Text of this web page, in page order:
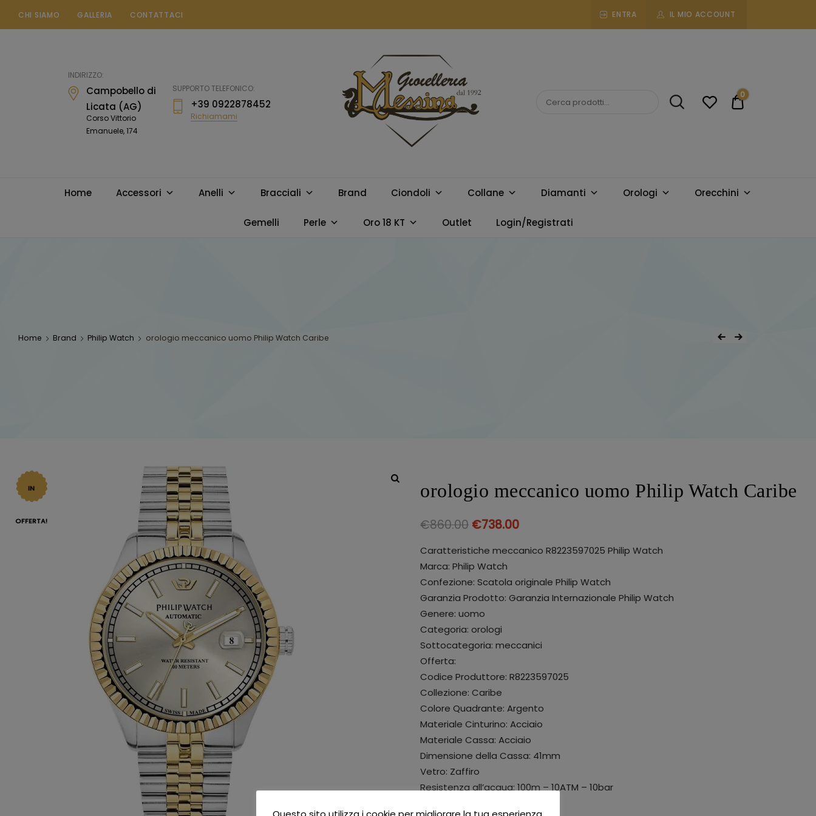
CHI SIAMO GALLERIA CONTATTACI ENTRA IL MIO ACCOUNT
INDIRIZZO:
Campobello di
Licata (AG)
Corso Vittorio
Emanuele, 174
SUPPORTO TELEFONICO:
+39 0922878452
Richiamami
MESSINA
CAMPOBELLO
migliori marchi.
€0.00
0
Home Accessori Anelli Bracciali Brand Ciondoli Collane Diamanti Orologi Orecchini
Gemelli Perle Oro 18 KT Outlet Login/Registrati
Home Brand Philip Watch orologio meccanico uomo Philip Watch Caribe
IN
OFFERTA!
orologio meccanico uomo Philip Watch Caribe
€860.00 €738.00
Caratteristiche meccanico R8223597025 Philip Watch
Marca: Philip Watch
Confezione: Scatola originale Philip Watch
Garanzia Prodotto: Garanzia Internazionale Philip Watch
Genere: uomo
Categoria: orologi
Sottocategoria: meccanici
Offerta:
Codice Produttore: R8223597025
Collezione: Caribe
Colore Quadrante: Argento
Materiale Cinturino: Acciaio
Materiale Cassa: Acciaio
Dimensione della Cassa: 41mm
Vetro: Zaffiro
Resistenza all’acqua: 100m – 10ATM – 10bar